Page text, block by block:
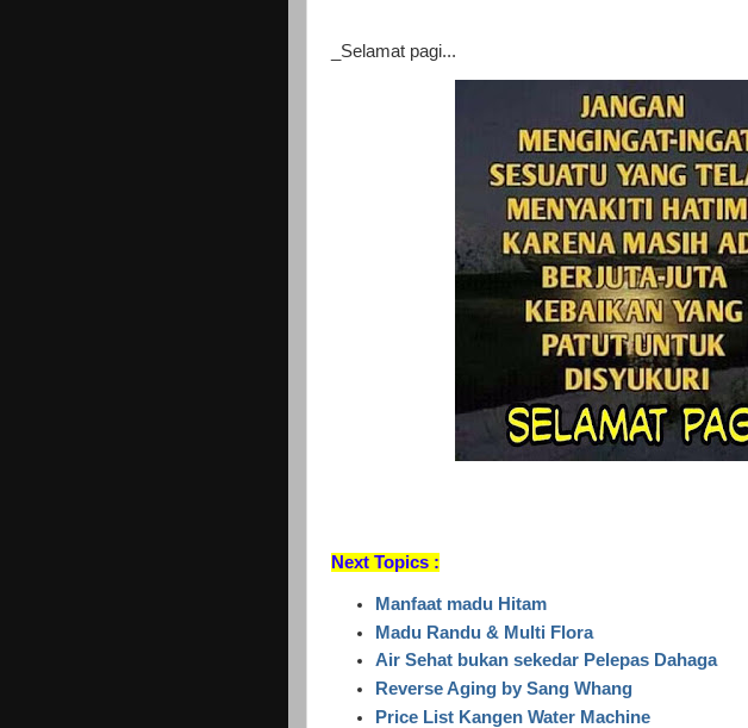
_Selamat pagi...
Next Topics :
Manfaat madu Hitam
Madu Randu & Multi Flora
Air Sehat bukan sekedar Pelepas Dahaga
Reverse Aging by Sang Whang
Price List Kangen Water Machine